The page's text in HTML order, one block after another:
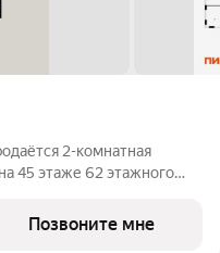
2-комнатная
45 этаже 62 этажного
метро
до
Позвоните мне